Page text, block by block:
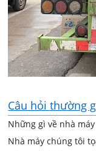
Câu hỏi thường
Những gì về nhà
Nhà máy chúng tôi